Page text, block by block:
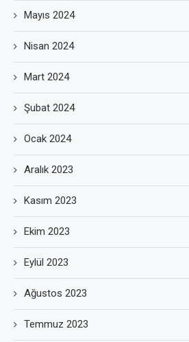
Mayıs 2024
Nisan 2024
Mart 2024
Şubat 2024
Ocak 2024
Aralık 2023
Kasım 2023
Ekim 2023
Eylül 2023
Ağustos 2023
Temmuz 2023